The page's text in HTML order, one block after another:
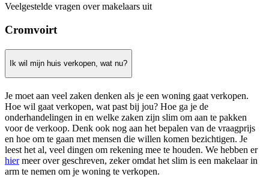
Veelgestelde vragen over makelaars uit
Cromvoirt
Ik wil mijn huis verkopen, wat nu?
Je moet aan veel zaken denken als je een woning gaat verkopen.
Hoe wil gaat verkopen, wat past bij jou? Hoe ga je de
onderhandelingen in en welke zaken zijn slim om aan te pakken
voor de verkoop. Denk ook nog aan het bepalen van de vraagprijs
en hoe om te gaan met mensen die willen komen bezichtigen. Je
leest het al, veel dingen om rekening mee te houden. We hebben er
hiermeer over geschreven, zeker omdat het slim is een makelaar in
arm te nemen om je woning te verkopen.